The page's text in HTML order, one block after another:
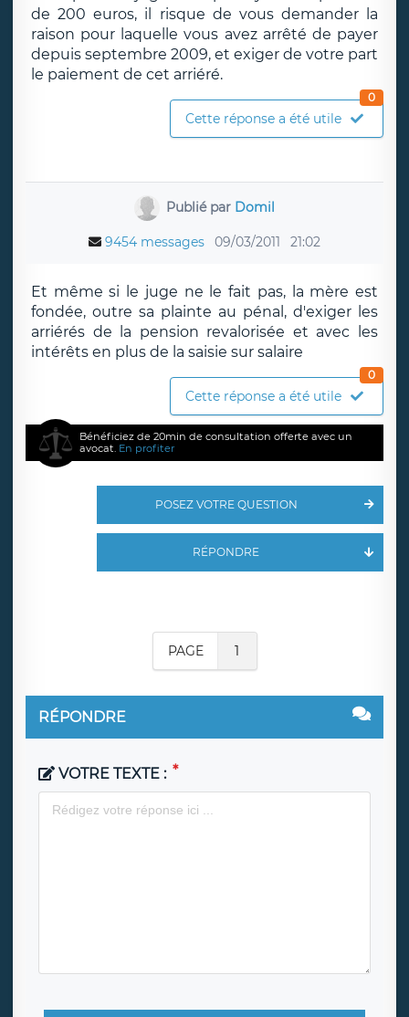
de 200 euros, il risque de vous demander la
raison pour laquelle vous avez arrêté de payer
depuis septembre 2009, et exiger de votre part
le paiement de cet arriéré.
Cette réponse a été utile
0
Publié par Domil
9454 messages 09/03/2011 21:02
Et même si le juge ne le fait pas, la mère est
fondée, outre sa plainte au pénal, d'exiger les
arriérés de la pension revalorisée et avec les
intérêts en plus de la saisie sur salaire
Cette réponse a été utile
0
Bénéficiez de 20min de consultation offerte avec un
avocat. En profiter
POSEZ VOTRE QUESTION
RÉPONDRE
PAGE 1
RÉPONDRE
VOTRE TEXTE :